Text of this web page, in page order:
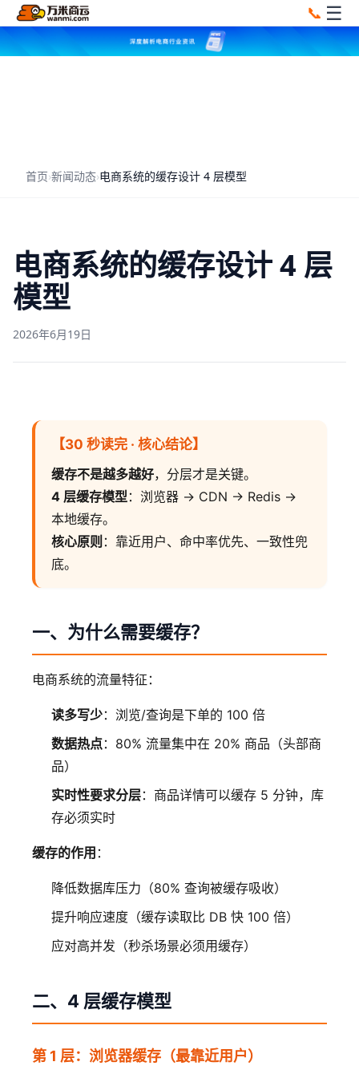
📞 ☰
首页›新闻动态›电商系统的缓存设计 4 层模型
电商系统的缓存设计 4 层
模型
2026年6月19日
【30 秒读完 · 核心结论】
缓存不是越多越好，分层才是关键。
4 层缓存模型：浏览器 → CDN → Redis →
本地缓存。
核心原则 ：靠近用户、命中率优先、一致性兜
底。
一、为什么需要缓存？
电商系统的流量特征：
读多写少：浏览/查询是下单的 100 倍
数据热点：80% 流量集中在 20% 商品（头部商
品）
实时性要求分层：商品详情可以缓存 5 分钟，库
存必须实时
缓存的作用 ：
降低数据库压力（80% 查询被缓存吸收）
提升响应速度（缓存读取比 DB 快 100 倍）
应对高并发（秒杀场景必须用缓存）
二、4 层缓存模型
第 1 层：浏览器缓存（最靠近用户）